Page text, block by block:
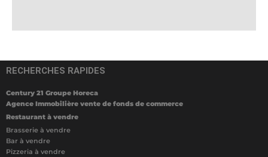
RECHERCHES RAPIDES
Century 21 Groupe Horeca
Agence Immobilière vente de fonds de commerce
Restaurant à vendre
Brasserie à vendre
Bar à vendre
Pizzeria à vendre